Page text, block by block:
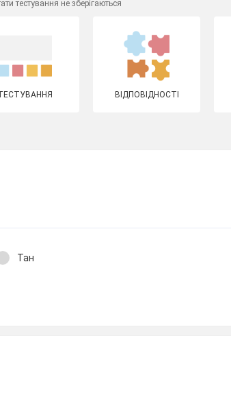
тестування не зберігаються
ВІДПОВІДНОСТІ
Тан